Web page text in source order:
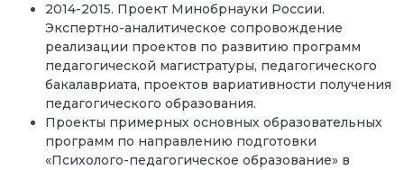
2014-2015. Проект Минобрнауки России.
Экспертно-аналитическое сопровождение
реализации проектов по развитию программ
педагогической магистратуры, педагогического
бакалавриата, проектов вариативности получения
педагогического образования.
Проекты примерных основных образовательных
программ по направлению подготовки
«Психолого-педагогическое образование» в